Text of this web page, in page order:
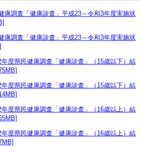
康調査「健康診査」平成23～令和3年度実施状
康調査「健康診査」平成23～令和3年度実施状
度県民健康調査「健康診査」（15歳以下）結
度県民健康調査「健康診査」（15歳以下）結
度県民健康調査「健康診査」（16歳以上）結
度県民健康調査「健康診査」（16歳以上）結